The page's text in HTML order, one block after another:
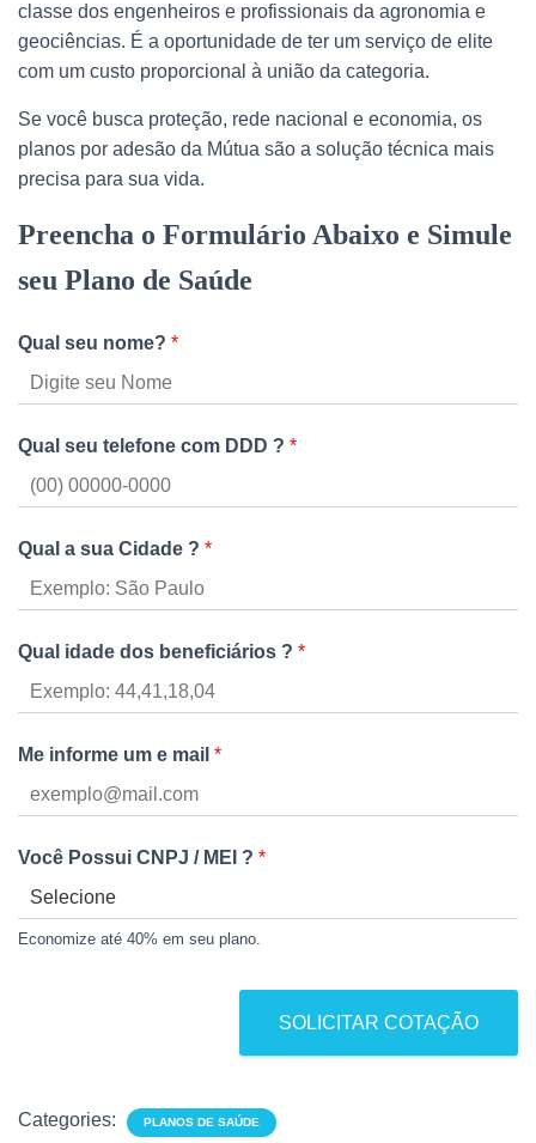
classe dos engenheiros e profissionais da agronomia e
geociências. É a oportunidade de ter um serviço de elite
com um custo proporcional à união da categoria.
Se você busca proteção, rede nacional e economia, os
planos por adesão da Mútua são a solução técnica mais
precisa para sua vida.
Preencha o Formulário Abaixo e Simule
seu Plano de Saúde
Qual seu nome? *
Qual seu telefone com DDD ? *
Qual a sua Cidade ? *
Qual idade dos beneficiários ? *
Me informe um e mail *
Você Possui CNPJ / MEI ? *
Economize até 40% em seu plano.
SOLICITAR COTAÇÃO
Categories: PLANOS DE SAÚDE